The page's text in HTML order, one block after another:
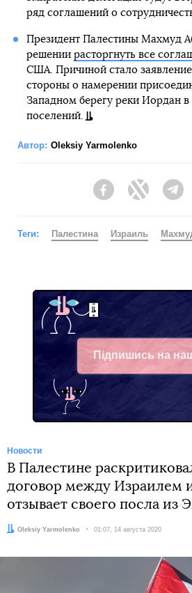
ряд соглашений о
Президент Палестины Махмуд
решении расторгнуть все
США. Причиной стало
стороны о намерении
Западном берегу реки Иордан в
поселений.
Автор: Oleksiy Yarmolenko
FacebookTwitter
Теги: Палестина Израиль
Підпишись на
Telegram
Новости
В Палестине
договор между Израилем
отзывает своего посла из
Автор:
Oleksiy Yarmolenko Дата:
01:07, 14 августа 2020